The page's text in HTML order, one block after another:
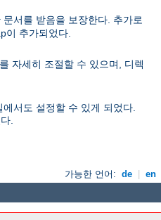
서를 받음을 보장한다. 추가로
이 추가되었다.
자세히 조절할 수 있으며, 디렉
서도 설정할 수 있게 되었다.
.
가능한 언어: de en